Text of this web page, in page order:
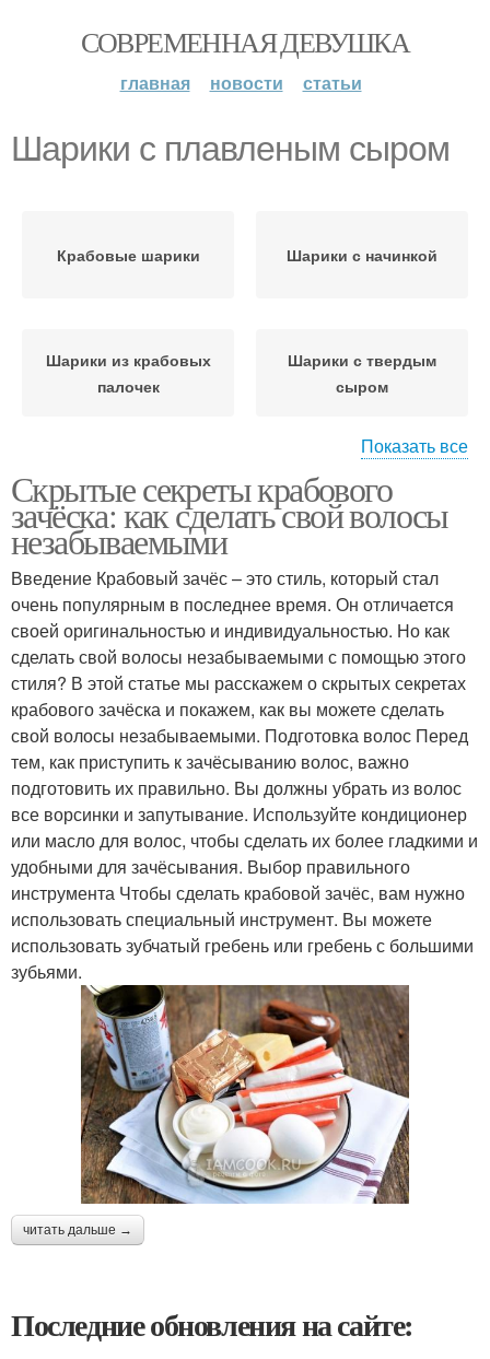
СОВРЕМЕННАЯ ДЕВУШКА
главная новости статьи
Шарики с плавленым сыром
Крабовые шарики Шарики с начинкой
Шарики из крабовых
палочек
Шарики с твердым
сыром
Шарики с маслинами Шарики с кукурузой
Шарики с грецкими
орехами
Шарики с семгой
Показать все
Скрытые секреты крабового
зачёска: как сделать свой волосы
незабываемыми
Введение Крабовый зачёс – это стиль, который стал
очень популярным в последнее время. Он отличается
своей оригинальностью и индивидуальностью. Но как
сделать свой волосы незабываемыми с помощью этого
стиля? В этой статье мы расскажем о скрытых секретах
крабового зачёска и покажем, как вы можете сделать
свой волосы незабываемыми. Подготовка волос Перед
тем, как приступить к зачёсыванию волос, важно
подготовить их правильно. Вы должны убрать из волос
все ворсинки и запутывание. Используйте кондиционер
или масло для волос, чтобы сделать их более гладкими и
удобными для зачёсывания. Выбор правильного
инструмента Чтобы сделать крабовой зачёс, вам нужно
использовать специальный инструмент. Вы можете
использовать зубчатый гребень или гребень с большими
зубьями.
читать дальше →
Последние обновления на сайте: